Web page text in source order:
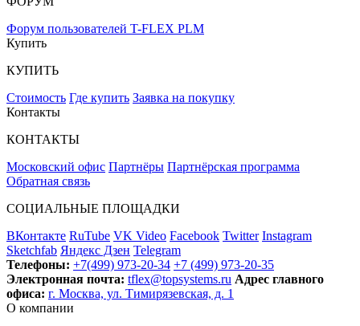
Форум пользователей T-FLEX PLM
Купить
КУПИТЬ
Стоимость Где купить Заявка на покупку
Контакты
КОНТАКТЫ
Московский офис Партнёры Партнёрская программа
Обратная связь
СОЦИАЛЬНЫЕ ПЛОЩАДКИ
ВКонтакте RuTube VK Video Facebook Twitter Instagram
Sketchfab Яндекс Дзен Telegram
Телефоны: +7(499) 973-20-34 +7 (499) 973-20-35
Электронная почта: tflex@topsystems.ru Адрес главного
офиса: г. Москва, ул. Тимирязевская, д. 1
О компании